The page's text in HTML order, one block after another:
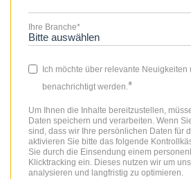
Ihre Branche*
Ich möchte über relevante Neuigkeiten
benachrichtigt werden. *
Um Ihnen die Inhalte bereitzustellen,
Daten speichern und verarbeiten. Wenn
sind, dass wir Ihre persönlichen Daten für
aktivieren Sie bitte das folgende
Sie durch die Einsendung einem
Klicktracking ein. Dieses nutzen wir um
analysieren und langfristig zu optimieren.